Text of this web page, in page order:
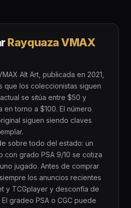
Rayquaza VMAX
Alt Art, publicada en 2021,
que los coleccionistas siguen
se sitúa entre $50 y
en torno a $100. El número
siguen siendo claves
sobre todo del estado: un
con grado PSA 9/10 se cotiza
jugado. Antes de comprar
los anuncios recientes
y TCGplayer y desconfía de
gradeo PSA o CGC puede